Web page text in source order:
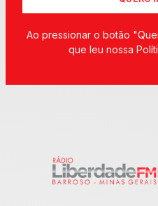
Ao pressionar o botão
que leu nossa